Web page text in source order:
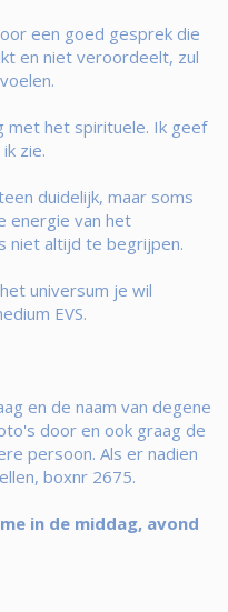
een goed gesprek die
en niet veroordeelt, zul
met het spirituele. Ik geef
zie.
duidelijk, maar soms
energie van het
niet altijd te begrijpen.
universum je wil
EVS.
en de naam van degene
door en ook graag de
persoon. Als er nadien
boxnr 2675.
in de middag, avond